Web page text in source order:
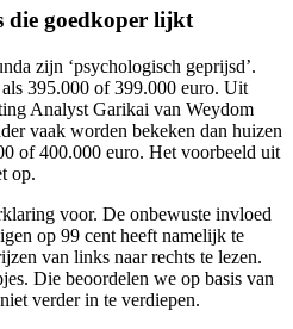
die goedkoper lijkt
zijn ‘psychologisch geprijsd’.
395.000 of 399.000 euro. Uit
Analyst Garikai van Weydom
vaak worden bekeken dan huizen
of 400.000 euro. Het voorbeeld uit
op.
voor. De onbewuste invloed
op 99 cent heeft namelijk te
van links naar rechts te lezen.
Die beoordelen we op basis van
verder in te verdiepen.